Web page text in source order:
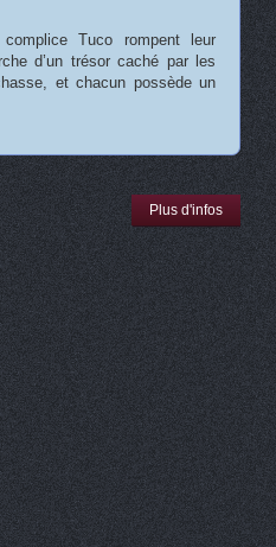
Tuco rompent leur
d’un trésor caché par les
et chacun possède un
Plus d'infos